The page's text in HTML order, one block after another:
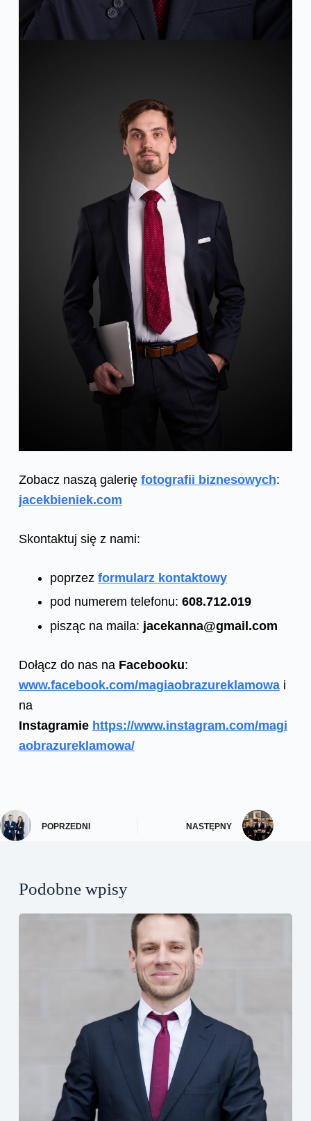
Zobacz naszą galerię fotografii biznesowych:
jacekbieniek.com
Skontaktuj się z nami:
poprzez formularz kontaktowy
pod numerem telefonu: 608.712.019
pisząc na maila: jacekanna@gmail.com
Dołącz do nas na Facebooku:
www.facebook.com/magiaobrazureklamowai
na
Instagramie https://www.instagram.com/magi
aobrazureklamowa/
POPRZEDNI NASTĘPNY
Podobne wpisy